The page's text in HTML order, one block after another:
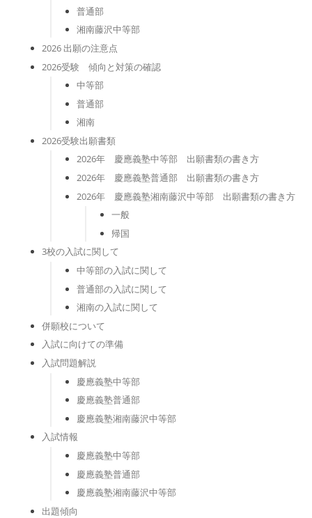
普通部
湘南藤沢中等部
2026 出願の注意点
2026受験 傾向と対策の確認
中等部
普通部
湘南
2026受験出願書類
2026年 慶應義塾中等部 出願書類の書き方
2026年 慶應義塾普通部 出願書類の書き方
2026年 慶應義塾湘南藤沢中等部 出願書類の書き方
一般
帰国
3校の入試に関して
中等部の入試に関して
普通部の入試に関して
湘南の入試に関して
併願校について
入試に向けての準備
入試問題解説
慶應義塾中等部
慶應義塾普通部
慶應義塾湘南藤沢中等部
入試情報
慶應義塾中等部
慶應義塾普通部
慶應義塾湘南藤沢中等部
出題傾向